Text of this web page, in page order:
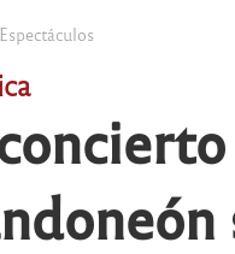
Espectáculos